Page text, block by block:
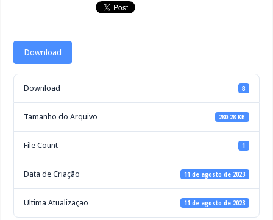
Download
Download 8
Tamanho do Arquivo 280.28 KB
File Count 1
Data de Criação 11 de agosto de 2023
Ultima Atualização 11 de agosto de 2023